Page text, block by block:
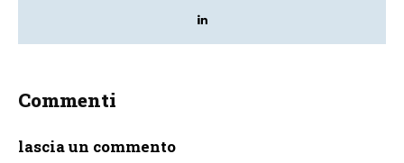
Commenti
lascia un commento